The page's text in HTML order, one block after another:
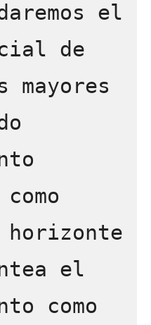
el
de
mayores
horizonte
el
como